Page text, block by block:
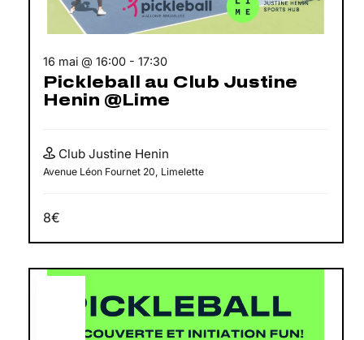
16 mai @ 16:00 - 17:30
Pickleball au Club Justine
Henin @Lime
Club Justine Henin
Avenue Léon Fournet 20, Limelette
8€